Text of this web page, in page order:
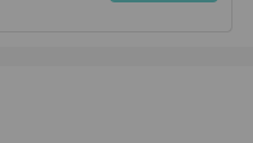
休閒帽 帽子